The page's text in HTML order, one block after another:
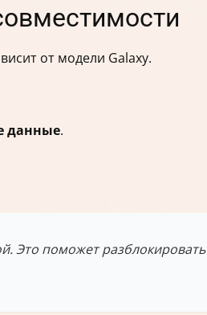
от модели Galaxy.
данные.
Это поможет разблокировать